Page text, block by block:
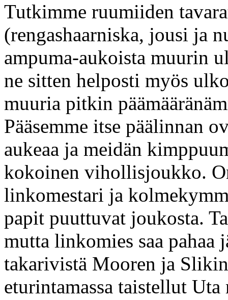
Tutkimme ruumiiden
(rengashaarniska, jousi ja
ampuma-aukoista muurin
ne sitten helposti myös
muuria pitkin
Pääsemme itse päälinnan
aukeaa ja meidän
kokoinen vihollisjoukko.
linkomestari ja
papit puuttuvat joukosta.
mutta linkomies saa pahaa
takarivistä Mooren ja
eturintamassa taistellut